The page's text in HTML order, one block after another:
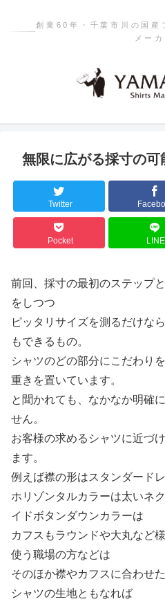
創業60年・千葉市川の国産
メーカ
無限に広がる採寸の可
Twitter
Pocket LINE
前回、採寸の最初のステップ
をしつつ
ピッタリサイズを測るだけな
もできるもの。
シャツのどの部分にこだわり
重きを置いています。
と聞かれても、なかなか明確
せん。
お客様の求めるシャツに近づ
ます。
例えば襟の形はスタンダード
ホリゾンタルカラーは太いネ
イドボタンダウンカラーは
カフスもラウンドや大丸など
使う職場の方などは
そのほか襟やカフスに合わせ
シャツの生地ともなれば